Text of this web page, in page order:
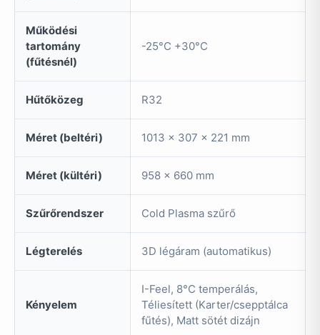
Működési
tartomány
(fűtésnél)
-25°C +30°C
Hűtőközeg R32
Méret (beltéri) 1013 x 307 x 221 mm
Méret (kültéri) 958 x 660 mm
Szűrőrendszer Cold Plasma szűrő
Légterelés 3D légáram (automatikus)
Kényelem
I-Feel, 8°C temperálás,
Téliesített (Karter/csepptálca
fűtés), Matt sötét dizájn